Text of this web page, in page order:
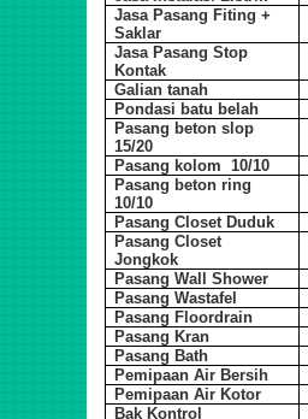
Jasa Pasang Fiting +
Saklar
Jasa Pasang Stop
Kontak
Galian tanah
Pondasi batu belah
Pasang beton slop
15/20
Pasang kolom 10/10
Pasang beton ring
10/10
Pasang Closet Duduk
Pasang Closet
Jongkok
Pasang Wall Shower
Pasang Wastafel
Pasang Floordrain
Pasang Kran
Pasang Bath
Pemipaan Air Bersih
Pemipaan Air Kotor
Bak Kontrol